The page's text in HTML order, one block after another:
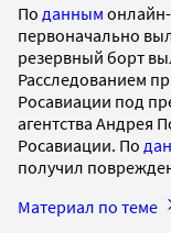
По данным
первоначально
резервный борт
Расследованием
Росавиации под
агентства Андрея
Росавиации. По
получил
Материал по теме